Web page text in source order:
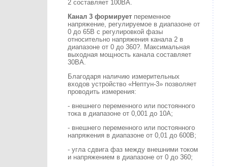
2 составляет 100ВА.
Канал 3 формирует переменное
напряжение, регулируемое в диапазоне от
0 до 65В с регулировкой фазы
относительно напряжения канала 2 в
диапазоне от 0 до 360?. Максимальная
выходная мощность канала составляет
30ВА.
Благодаря наличию измерительных
входов устройство «Нептун-3» позволяет
проводить измерения:
- внешнего переменного или постоянного
тока в диапазоне от 0,001 до 10А;
- внешнего переменного или постоянного
напряжения в диапазоне от 0,01 до 600В;
- угла сдвига фаз между внешними током
и напряжением в диапазоне от 0 до 360;